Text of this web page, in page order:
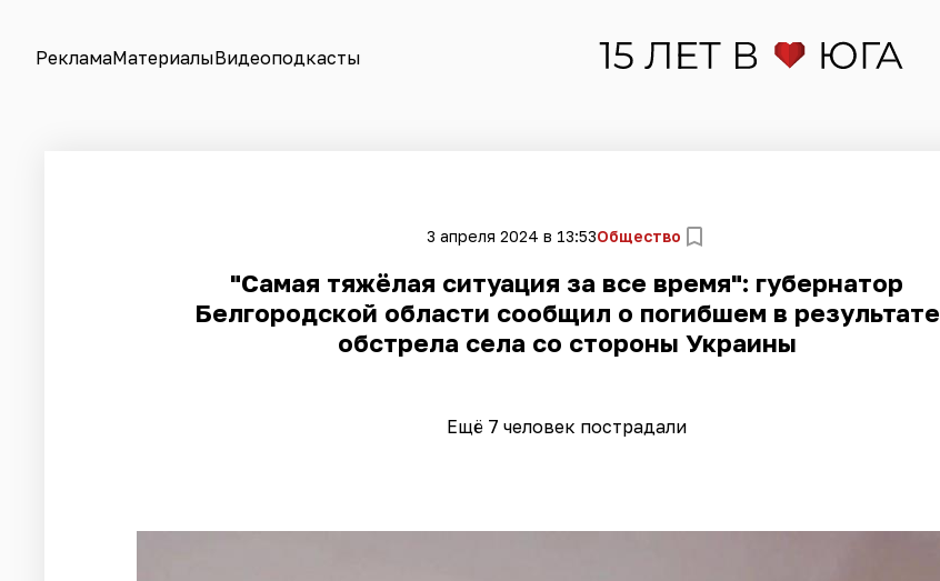
РекламаМатериалыВидеоподкасты
3 апреля 2024 в 13:53Общество
"Самая тяжёлая ситуация за все время": губернатор
Белгородской области сообщил о погибшем в результате
обстрела села со стороны Украины
Ещё 7 человек пострадали